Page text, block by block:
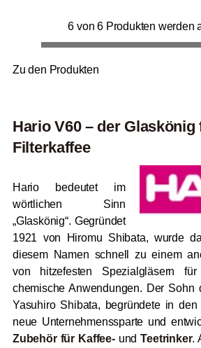
6 von 6 Produkten werden
Zu den Produkten
Hario V60 – der Glaskönig
Filterkaffee
Hario bedeutet im
wörtlichen Sinn
„Glaskönig“. Gegründet
1921 von Hiromu Shibata, wurde
diesem Namen schnell zu einem
von hitzefesten Spezialgläsern
chemische Anwendungen. Der Sohn
Yasuhiro Shibata, begründete in
neue Unternehmenssparte und
Zubehör für Kaffee-undTeetrinker.